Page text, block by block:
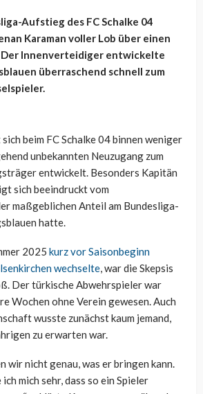
Aufstieg des FC Schalke 04
Karaman voller Lob über einen
Innenverteidiger entwickelte
überraschend schnell zum
beim FC Schalke 04 binnen weniger
unbekannten Neuzugang zum
entwickelt. Besonders Kapitän
sich beeindruckt vom
maßgeblichen Anteil am Bundesliga-
hatte.
2025 kurz vor Saisonbeginn
wechselte, war die Skepsis
Der türkische Abwehrspieler war
Wochen ohne Verein gewesen. Auch
wusste zunächst kaum jemand,
zu erwarten war.
wir nicht genau, was er bringen kann.
mich sehr, dass so ein Spieler